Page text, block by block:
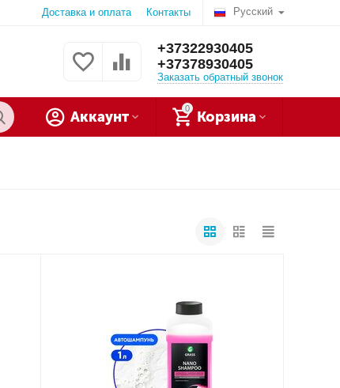
Русский
Доставка и оплата Контакты
+37322930405
+37378930405
Заказать обратный звонок
0
Корзина
Аккаунт